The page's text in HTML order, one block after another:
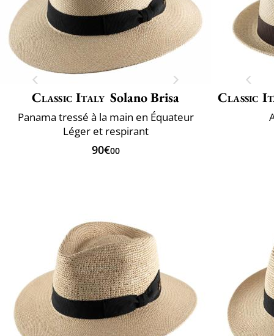
Classic Italy Solano Brisa
Panama tressé à la main en Équateur
Léger et respirant
90€00
Classic